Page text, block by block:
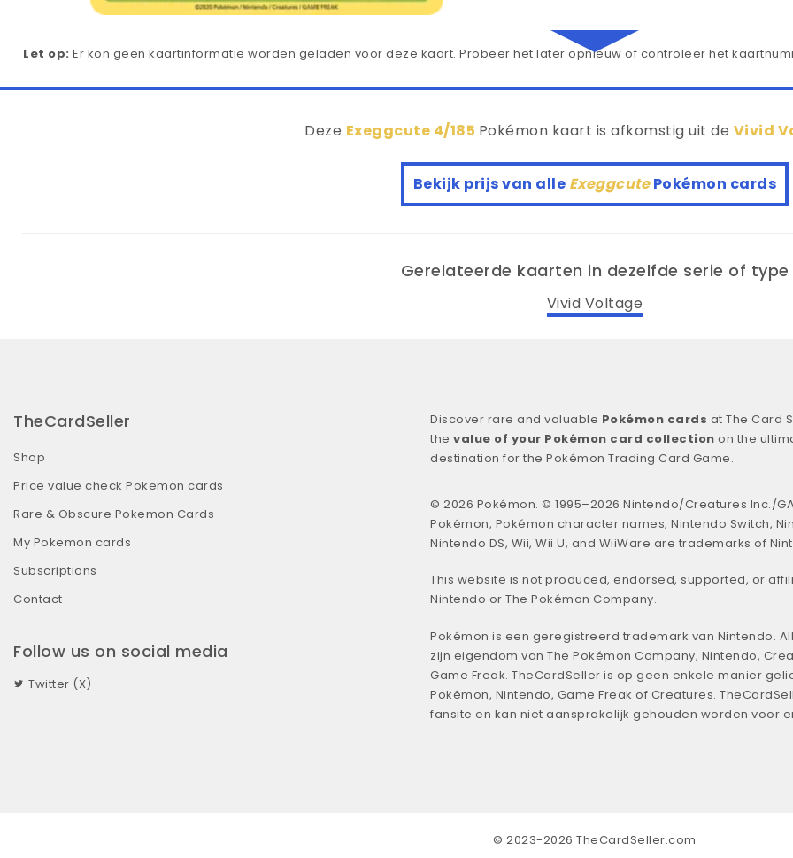
Let op: Er kon geen kaartinformatie worden geladen voor deze kaart. Probeer het later opnieuw of controleer het
Deze Exeggcute 4/185 Pokémon kaart is afkomstig uit de Vivid
Bekijk prijs van alle ExeggcutePokémon cards
Gerelateerde kaarten in dezelfde serie of type
Vivid Voltage
TheCardSeller
Shop
Price value check Pokemon cards
Rare & Obscure Pokemon Cards
My Pokemon cards
Subscriptions
Contact
Follow us on social media
Twitter (X)
Discover rare and valuable Pokémon cards at The Card
the value of your Pokémon card collection on the
destination for the Pokémon Trading Card Game.
© 2026 Pokémon. © 1995–2026 Nintendo/Creatures Inc./
Pokémon, Pokémon character names, Nintendo Switch,
Nintendo DS, Wii, Wii U, and WiiWare are trademarks of
This website is not produced, endorsed, supported, or
Nintendo or The Pokémon Company.
Pokémon is een geregistreerd trademark van Nintendo.
zijn eigendom van The Pokémon Company, Nintendo,
Game Freak. TheCardSeller is op geen enkele manier
Pokémon, Nintendo, Game Freak of Creatures.
fansite en kan niet aansprakelijk gehouden worden voor
© 2023-2026 TheCardSeller.com